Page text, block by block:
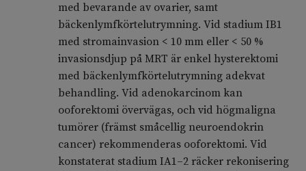
med bevarande av ovarier, samt
bäckenlymfkörtelutrymning. Vid stadium IB1
med stromainvasion < 10 mm eller < 50 %
invasionsdjup på MRT är enkel hysterektomi
med bäckenlymfkörtelutrymning adekvat
behandling. Vid adenokarcinom kan
ooforektomi övervägas, och vid högmaligna
tumörer (främst småcellig neuroendokrin
cancer) rekommenderas ooforektomi. Vid
konstaterat stadium IA1–2 räcker rekonisering